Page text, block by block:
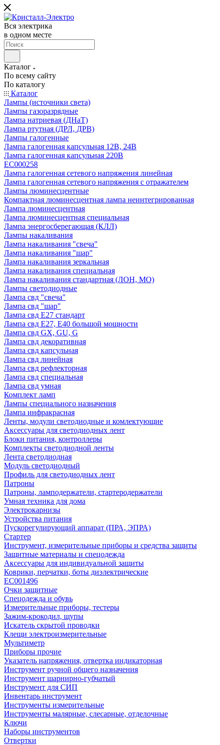
Вся электрика
в одном месте
Каталог
По всему сайту
По каталогу
Каталог
Лампы (источники света)
Лампы газоразрядные
Лампа натриевая (ДНаТ)
Лампа ртутная (ДРЛ, ДРВ)
Лампы галогенные
Лампа галогенная капсульная 12В, 24В
Лампа галогенная капсульная 220В
EC000258
Лампа галогенная сетевого напряжения линейная
Лампа галогенная сетевого напряжения с отражателем
Лампы люминесцентные
Компактная люминесцентная лампа неинтегрированная
Лампа люминесцентная
Лампа люминесцентная специальная
Лампа энергосберегающая (КЛЛ)
Лампы накаливания
Лампа накаливания "свеча"
Лампа накаливания "шар"
Лампа накаливания зеркальная
Лампа накаливания специальная
Лампа накаливания стандартная (ЛОН, МО)
Лампы светодиодные
Лампа свд "свеча"
Лампа свд "шар"
Лампа свд E27 стандарт
Лампа свд E27, Е40 большой мощности
Лампа свд GX, GU, G
Лампа свд декоративная
Лампа свд капсульная
Лампа свд линейная
Лампа свд рефлекторная
Лампа свд специальная
Лампа свд умная
Комплект ламп
Лампы специального назначения
Лампа инфракрасная
Ленты, модули светодиодные и комлектующие
Аксессуары для светодиодных лент
Блоки питания, контроллеры
Комплекты светодиодной ленты
Лента светодиодная
Модуль светодиодный
Профиль для светодиодных лент
Патроны
Патроны, ламподержатели, стартеродержатели
Умная техника для дома
Электрокарнизы
Устройства питания
Пускорегулирующий аппарат (ПРА, ЭПРА)
Стартер
Инструмент, измерительные приборы и средства защиты
Защитные материалы и спецодежда
Аксессуары для индивидуальной защиты
Коврики, перчатки, боты диэлектрические
EC001496
Очки защитные
Спецодежда и обувь
Измерительные приборы, тестеры
Зажим-крокодил, щупы
Искатель скрытой проводки
Клещи электроизмерительные
Мультиметр
Приборы прочие
Указатель напряжения, отвертка индикаторная
Инструмент ручной общего назначения
Инструмент шарнирно-губчатый
Инструмент для СИП
Инвентарь инструмент
Инструменты измерительные
Инструменты малярные, слесарные, отделочные
Ключи
Наборы инструментов
Отвертки